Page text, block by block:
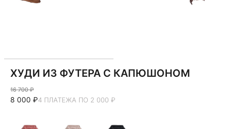
ХУДИ ИЗ ФУТЕРА С КАПЮШОНОМ
16 700 ₽
8 000 ₽4 ПЛАТЕЖА ПО 2 000 ₽